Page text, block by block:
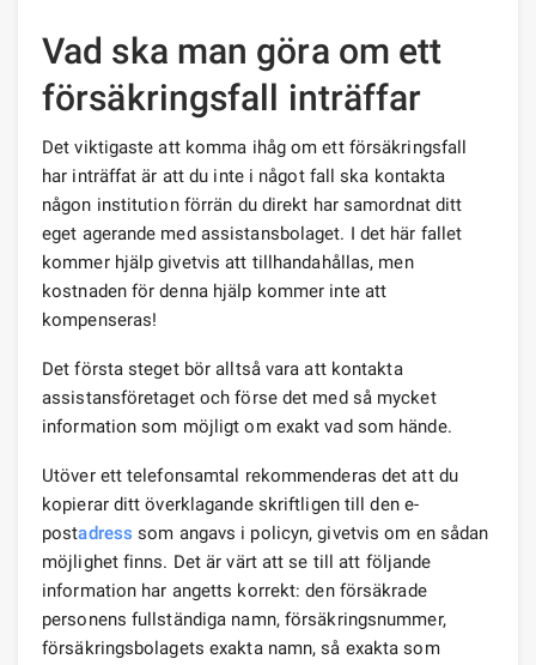
Vad ska man göra om ett
försäkringsfall inträffar
Det viktigaste att komma ihåg om ett försäkringsfall
har inträffat är att du inte i något fall ska kontakta
någon institution förrän du direkt har samordnat ditt
eget agerande med assistansbolaget. I det här fallet
kommer hjälp givetvis att tillhandahållas, men
kostnaden för denna hjälp kommer inte att
kompenseras!
Det första steget bör alltså vara att kontakta
assistansföretaget och förse det med så mycket
information som möjligt om exakt vad som hände.
Utöver ett telefonsamtal rekommenderas det att du
kopierar ditt överklagande skriftligen till den e-
postadress som angavs i policyn, givetvis om en sådan
möjlighet finns. Det är värt att se till att följande
information har angetts korrekt: den försäkrade
personens fullständiga namn, försäkringsnummer,
försäkringsbolagets exakta namn, så exakta som